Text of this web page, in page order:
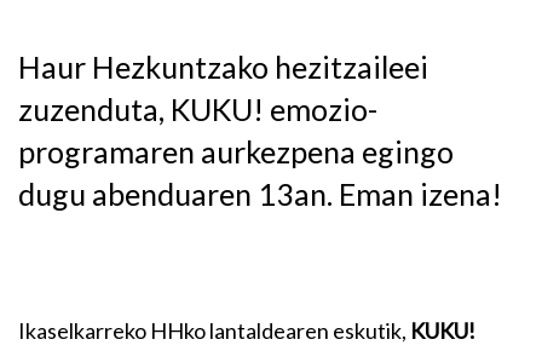
Haur Hezkuntzako hezitzaileei
zuzenduta, KUKU! emozio-
programaren aurkezpena egingo
dugu abenduaren 13an. Eman izena!
Ikaselkarreko HHko lantaldearen eskutik, KUKU!